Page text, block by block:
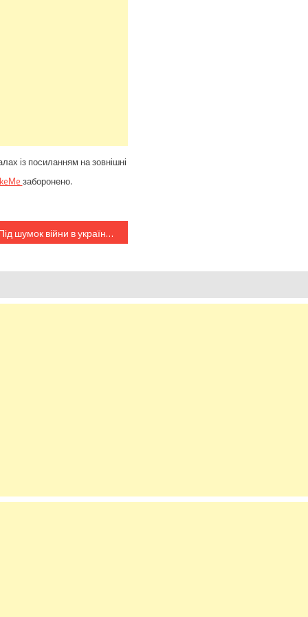
із посиланням на зовнішні
заборонено.
Під шумок війни в українців “віджимають” Карпати! Міндовкілля в ділі…